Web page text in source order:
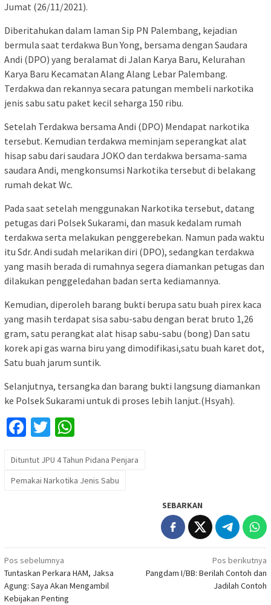
Jumat (26/11/2021).
Diberitahukan dalam laman Sip PN Palembang, kejadian
bermula saat terdakwa Bun Yong, bersama dengan Saudara
Andi (DPO) yang beralamat di Jalan Karya Baru, Kelurahan
Karya Baru Kecamatan Alang Alang Lebar Palembang.
Terdakwa dan rekannya secara patungan membeli narkotika
jenis sabu satu paket kecil seharga 150 ribu.
Setelah Terdakwa bersama Andi (DPO) Mendapat narkotika
tersebut. Kemudian terdakwa meminjam seperangkat alat
hisap sabu dari saudara JOKO dan terdakwa bersama-sama
saudara Andi, mengkonsumsi Narkotika tersebut di belakang
rumah dekat Wc.
Pada saat setelah menggunakan Narkotika tersebut, datang
petugas dari Polsek Sukarami, dan masuk kedalam rumah
terdakwa serta melakukan penggerebekan. Namun pada waktu
itu Sdr. Andi sudah melarikan diri (DPO), sedangkan terdakwa
yang masih berada di rumahnya segera diamankan petugas dan
dilakukan penggeledahan badan serta kediamannya.
Kemudian, diperoleh barang bukti berupa satu buah pirex kaca
yang masih terdapat sisa sabu-sabu dengan berat bruto 1,26
gram, satu perangkat alat hisap sabu-sabu (bong) Dan satu
korek api gas warna biru yang dimodifikasi,satu buah karet dot,
Satu buah jarum suntik.
Selanjutnya, tersangka dan barang bukti langsung diamankan
ke Polsek Sukarami untuk di proses lebih lanjut.(Hsyah).
Facebook
Twitter
Dituntut JPU 4 Tahun Pidana Penjara
Pemakai Narkotika Jenis Sabu
SEBARKAN
Navigasi
pos
Pos sebelumnya
Tuntaskan Perkara HAM, Jaksa
Agung: Saya Akan Mengambil
Kebijakan Penting
Pos berikutnya
Pangdam I/BB: Berilah Contoh dan
Jadilah Contoh